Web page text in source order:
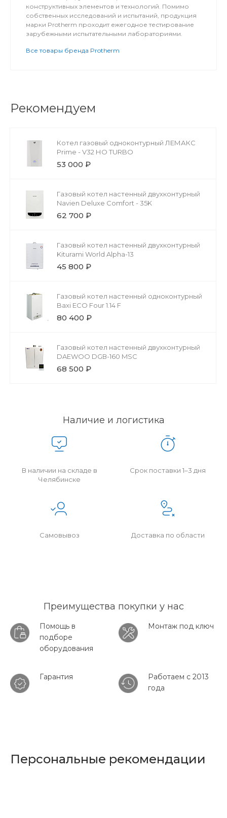
конструктивных элементов и технологий. Помимо
собственных исследований и испытаний, продукция
марки Protherm проходит ежегодное тестирование
зарубежными испытательными лабораториями.
Все товары бренда Protherm
Рекомендуем
Котел газовый одноконтурный ЛЕМАКС
Prime - V32 НО TURBO
53 000 ₽
Газовый котел настенный двухконтурный
Navien Deluxe Comfort - 35K
62 700 ₽
Газовый котел настенный двухконтурный
Kiturami World Alpha-13
45 800 ₽
Газовый котел настенный одноконтурный
Baxi ECO Four 1.14 F
80 400 ₽
Газовый котел настенный двухконтурный
DAEWOO DGВ-160 MSC
68 500 ₽
Наличие и логистика
В наличии на складе в
Челябинске
Срок поставки 1–3 дня
Самовывоз Доставка по области
Преимущества покупки у нас
Помощь в
подборе
оборудования
Монтаж под ключ
Гарантия
Работаем с 2013
года
Персональные рекомендации